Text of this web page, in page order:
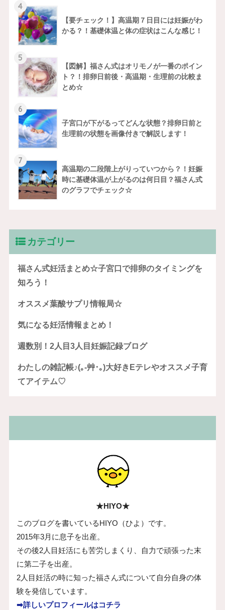
4
【要チェック！】高温期７日目には妊娠がわ
かる？！基礎体温と体の症状はこんな感じ！
5
【図解】福さん式はオリモノが一番のポイン
ト？！排卵日前後・高温期・生理前の比較ま
とめ☆
6
子宮口が下がるってどんな状態？排卵日前と
生理前の状態を画像付きで解説します！
7
高温期の二段階上がりっていつから？！妊娠
時に基礎体温が上がるのは何日目？福さん式
のグラフでチェック☆
カテゴリー
福さん式妊活まとめ☆子宮口で排卵のタイミングを
知ろう！
オススメ葉酸サプリ情報局☆
気になる妊活情報まとめ！
週数別！2人目3人目妊娠記録ブログ
わたしの雑記帳♪(｡-艸･｡)大好きEテレやオススメ子育
てアイテム♡
★HIYO★
このブログを書いているHIYO（ひよ）です。
2015年3月に息子を出産。
その後2人目妊活にも苦労しまくり、自力で頑張った末
に第二子を出産。
2人目妊活の時に知った福さん式について自分自身の体
験を発信しています。
➡詳しいプロフィールはコチラ